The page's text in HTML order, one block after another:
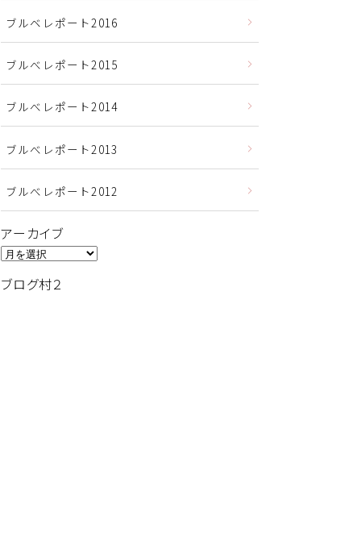
ブルベレポート2016
ブルべレポート2015
ブルべレポート2014
ブルべレポート2013
ブルべレポート2012
アーカイブ
ア
カ
ブログ村２